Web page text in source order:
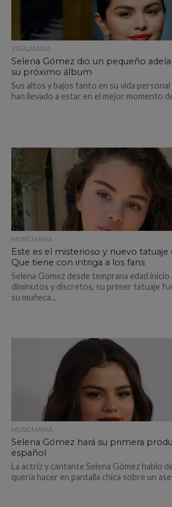
VIRALMANIA
Selena Gómez dio un pequeño
su próximo álbum
Sus altos y bajos tanto en su vida
han llevado a estar en el mejor momento
MUSICMANÍA
Este es el misterioso y nuevo tatuaje
Que tiene con intriga a los fans
Selena Gomez desde temprana edad
diminutos y discretos, su primer tatuaje
su muñeca...
MUSICMANÍA
Selena Gómez hará su primera
español
La actriz y cantante Selena Gómez hablo
quería hacer en pantalla chica sobre un